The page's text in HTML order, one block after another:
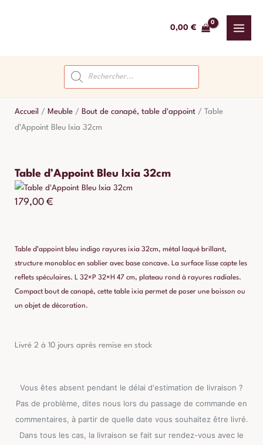
0,00 €
Recherche
de
produits
Accueil / Meuble / Bout de canapé, table d'appoint / Table
d’Appoint Bleu Ixia 32cm
Table d’Appoint Bleu Ixia 32cm
179,00 €
Table d’appoint bleu indigo rayures ixia 32cm, métal laqué brillant,
structure monobloc en sablier avec base concave. La surface lisse capte les
reflets spéculaires. L 32×P 32×H 47 cm, plateau rond à rayures radiales.
Compact bout de canapé, cette table ixia permet de poser une boisson ou
un objet de décoration.
Livré 2 à 10 jours après remise en stock
Vous êtes absent pendant le délai d'estimation de livraison ?
Pas de problème, dites nous lors du passage de commande en
commentaires, à partir de quelle date vous souhaitez être livré.
Dans tous les cas, la livraison se fait sur rendez-vous avec le